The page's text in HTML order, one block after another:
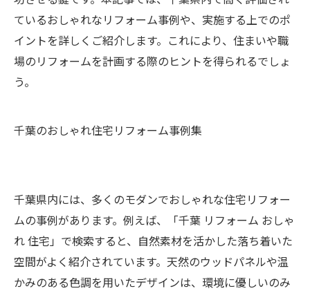
ているおしゃれなリフォーム事例や、実施する上でのポ
イントを詳しくご紹介します。これにより、住まいや職
場のリフォームを計画する際のヒントを得られるでしょ
う。
千葉のおしゃれ住宅リフォーム事例集
千葉県内には、多くのモダンでおしゃれな住宅リフォー
ムの事例があります。例えば、「千葉 リフォーム おしゃ
れ 住宅」で検索すると、自然素材を活かした落ち着いた
空間がよく紹介されています。天然のウッドパネルや温
かみのある色調を用いたデザインは、環境に優しいのみ